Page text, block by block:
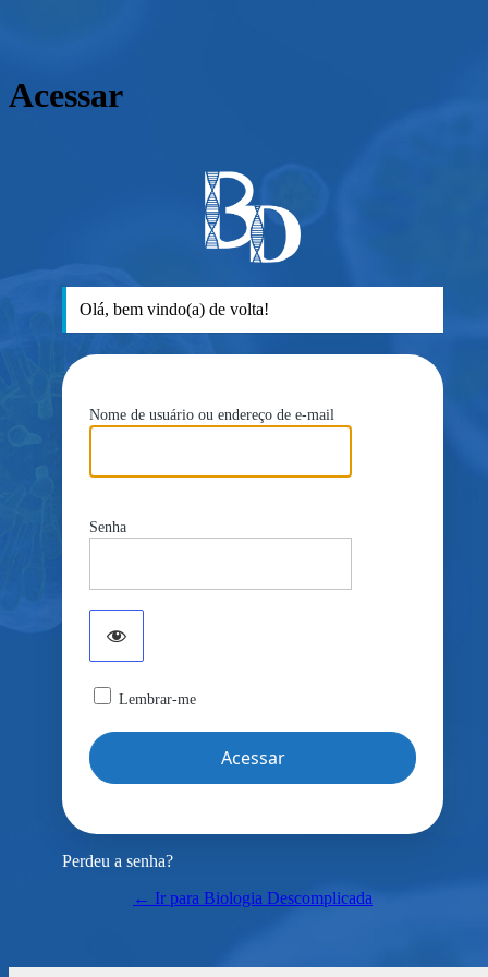
Acessar
Olá, bem vindo(a) de volta!
Nome de usuário ou endereço de e-mail
Senha
Lembrar-me
Perdeu a senha?
← Ir para Biologia Descomplicada